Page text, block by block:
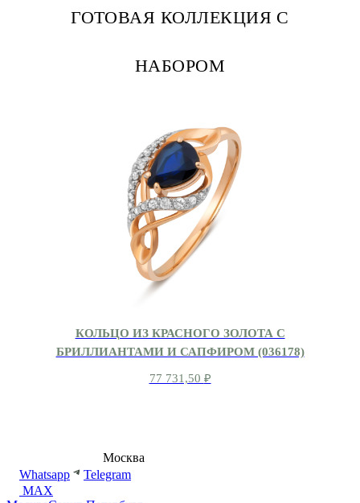
ГОТОВАЯ КОЛЛЕКЦИЯ С
НАБОРОМ
КОЛЬЦО ИЗ КРАСНОГО ЗОЛОТА С
БРИЛЛИАНТАМИ И САПФИРОМ (036178)
77 731,50 ₽
Москва
Whatsapp
Telegram
MAX